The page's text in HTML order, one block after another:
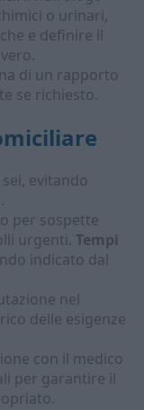
o urinari,
e definire il
di un rapporto
se richiesto.
evitando
per sospette
urgenti. Tempi
indicato dal
nel
delle esigenze
con il medico
per garantire il